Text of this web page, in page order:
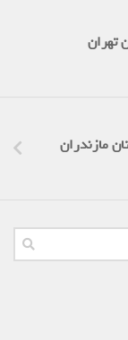
تهران
مازندران